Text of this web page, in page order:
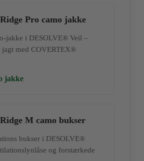
Pro camo jakke
i DESOLVE® Veil –
med COVERTEX®
jakke
M camo bukser
bukser i DESOLVE®
og forstærkede